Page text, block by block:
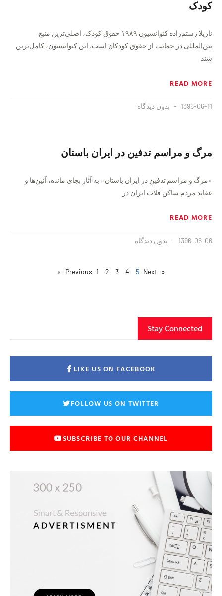
کودک
نازیلا رستم‌زاده کنوانسیون ۱۹۸۹ حقوق کودک، اصلی‌ترین منبع
بین‌المللی در حمایت از حقوق کودکان است. این کنوانسیون، کامل‌ترین
سند
READ MORE
1396-06-11 بدون دیدگاه
مرگ و مراسم تدفین در ایران باستان
«مرگ و مراسم تدفین در ایران باستان» به آثار بجای مانده، آئین‌ها و
عقاید مردم ساکن فلات ایران در
READ MORE
1396-06-06 بدون دیدگاه
« Previous
1 2 3 4 5 Next »
Stay Connected
LIKE US ON FACEBOOK
FOLLOW US ON TWITTER
SUBSCRIBE TO OUR CHANNEL